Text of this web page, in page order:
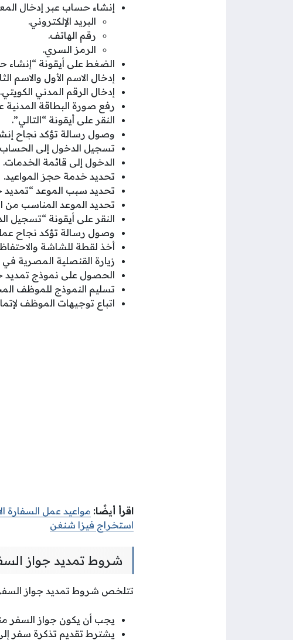
إنشاء حساب عبر إدخال
البريد الإلكتروني.
رقم الهاتف.
الرمز السري.
الضغط على أيقونة “إنشاء
إدخال الاسم الأول والاسم
إدخال الرقم المدني الكويتي.
رفع صورة البطاقة المدنية
النقر على أيقونة “التالي”.
وصول رسالة تؤكد نجاح
تسجيل الدخول إلى الحساب
الدخول إلى قائمة الخدمات.
تحديد خدمة حجز المواعيد.
تحديد سبب الموعد “تمديد
تحديد الموعد المناسب من
النقر على أيقونة “تسجيل
وصول رسالة تؤكد نجاح
أخذ لقطة للشاشة والاحتفاظ
زيارة القنصلية المصرية في
الحصول على نموذج تمديد
تسليم النموذج للموظف
اتباع توجيهات الموظف
اقرأ أيضًا: مواعيد عمل السفارة
استخراج فيزا شنغن
شروط تمديد جواز
تتلخص شروط تمديد جواز
يجب أن يكون جواز السفر
يشترط تقديم تذكرة سفر